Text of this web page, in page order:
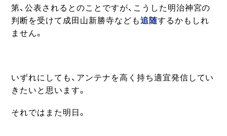
第、公表されるとのことですが、こうした明治神宮の
判断を受けて成田山新勝寺なども追随するかもしれ
ません。
いずれにしても、アンテナを高く持ち適宜発信してい
きたいと思います。
それではまた明日。